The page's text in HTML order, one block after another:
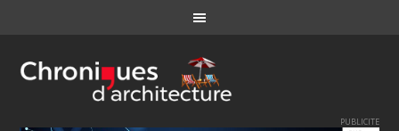
PUBLICITE